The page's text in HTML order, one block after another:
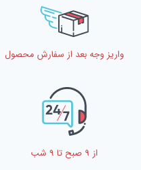
واریز وجه بعد از سفارش محصول
از 9 صبح تا 9 شب